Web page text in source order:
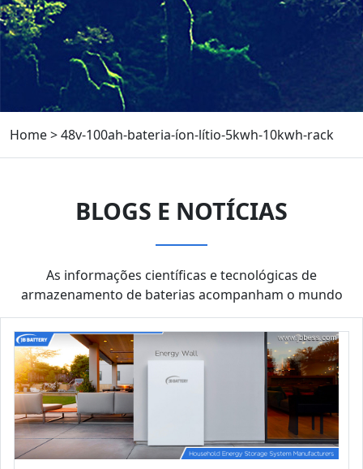
Home>48v-100ah-bateria-íon-lítio-5kwh-10kwh-rack
BLOGS E NOTÍCIAS
As informações científicas e tecnológicas de
armazenamento de baterias acompanham o mundo